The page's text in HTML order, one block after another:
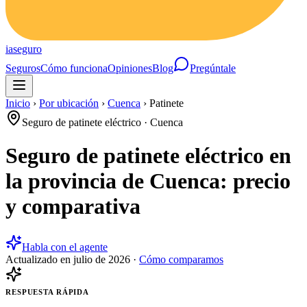
iaseguro
SegurosCómo funcionaOpinionesBlog Pregúntale
Inicio › Por ubicación › Cuenca › Patinete
Seguro de patinete eléctrico · Cuenca
Seguro de patinete eléctrico en
la provincia de Cuenca: precio
y comparativa
Habla con el agente
Actualizado en julio de 2026 · Cómo comparamos
RESPUESTA RÁPIDA